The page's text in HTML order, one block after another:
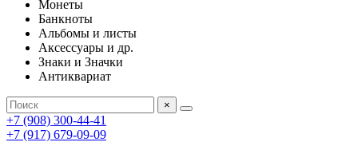
Монеты
Банкноты
Альбомы и листы
Аксессуары и др.
Знаки и Значки
Антиквариат
×
+7 (908) 300-44-41
+7 (917) 679-09-09